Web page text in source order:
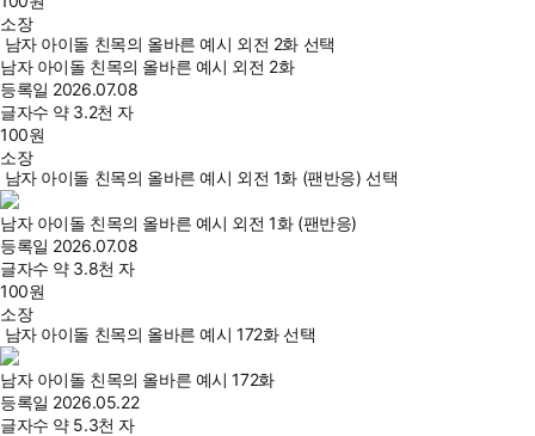
소장
남자 아이돌 친목의 올바른 예시 외전 2화 선택
남자 아이돌 친목의 올바른 예시 외전 2화
등록일 2026.07.08
글자수 약 3.2천 자
100원
소장
남자 아이돌 친목의 올바른 예시 외전 1화 (팬반응) 선택
남자 아이돌 친목의 올바른 예시 외전 1화 (팬반응)
등록일 2026.07.08
글자수 약 3.8천 자
100원
소장
남자 아이돌 친목의 올바른 예시 172화 선택
남자 아이돌 친목의 올바른 예시 172화
등록일 2026.05.22
글자수 약 5.3천 자